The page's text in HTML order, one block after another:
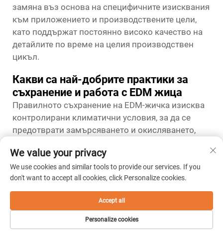
замяна въз основа на специфичните изисквания
към приложението и производствените цели,
като поддържат постоянно високо качество на
детайлите по време на целия производствен
цикъл.
Какви са най-добрите практики за
съхранение и работа с EDM жица
Правилното съхранение на EDM-жичка изисква
контролирани климатични условия, за да се
предотврати замърсяването и окисляването,
рязането. Жичката трябва да се съхранява в
чисти, сухи помещения с постоянна температура
и влажност. Защитната опаковка предотвратява
замърсяването от прах, масла и атмосферна
влага. Правилните процедури за работа с
жичката минимизират механичните повреди и
запазват нейната цялост по време на
We value your privacy
We use cookies and similar tools to provide our services. If you
don't want to accept all cookies, click Personalize cookies.
Personalize cookies
Accept all